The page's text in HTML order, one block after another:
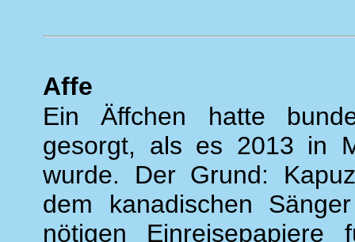
Affe
Ein Äffchen hatte
gesorgt, als es 2013 in
wurde. Der Grund:
dem kanadischen
nötigen